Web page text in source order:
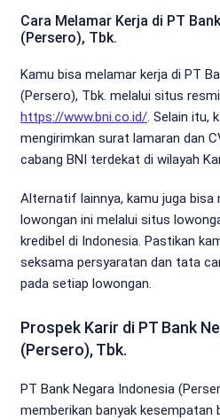
Cara Melamar Kerja di PT
(Persero), Tbk.
Kamu bisa melamar kerja di PT
(Persero), Tbk. melalui situs
https://www.bni.co.id/. Selain itu,
mengirimkan surat lamaran dan
cabang BNI terdekat di wilayah
Alternatif lainnya, kamu juga
lowongan ini melalui situs
kredibel di Indonesia. Pastikan
seksama persyaratan dan tata
pada setiap lowongan.
Prospek Karir di PT Bank
(Persero), Tbk.
PT Bank Negara Indonesia
memberikan banyak kesempatan